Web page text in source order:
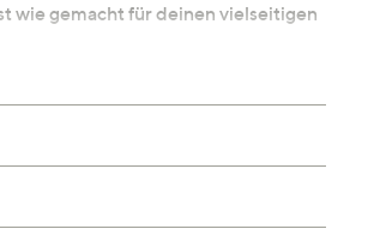
wie gemacht für deinen vielseitigen